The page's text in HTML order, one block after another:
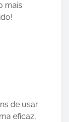
mais
de usar
eficaz,